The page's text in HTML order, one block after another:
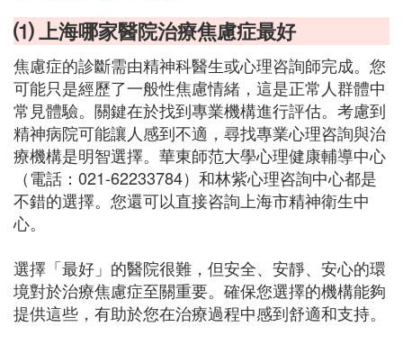
⑴ 上海哪家醫院治療焦慮症最好
焦慮症的診斷需由精神科醫生或心理咨詢師完成。您
可能只是經歷了一般性焦慮情緒，這是正常人群體中
常見體驗。關鍵在於找到專業機構進行評估。考慮到
精神病院可能讓人感到不適，尋找專業心理咨詢與治
療機構是明智選擇。華東師范大學心理健康輔導中心
（電話：021-62233784）和林紫心理咨詢中心都是
不錯的選擇。您還可以直接咨詢上海市精神衛生中
心。
選擇「最好」的醫院很難，但安全、安靜、安心的環
境對於治療焦慮症至關重要。確保您選擇的機構能夠
提供這些，有助於您在治療過程中感到舒適和支持。